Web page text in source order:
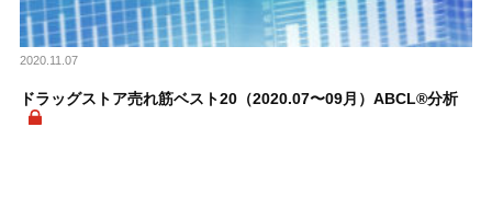
2020.11.07
ドラッグストア売れ筋ベスト20（2020.07〜09月）ABCL®分析